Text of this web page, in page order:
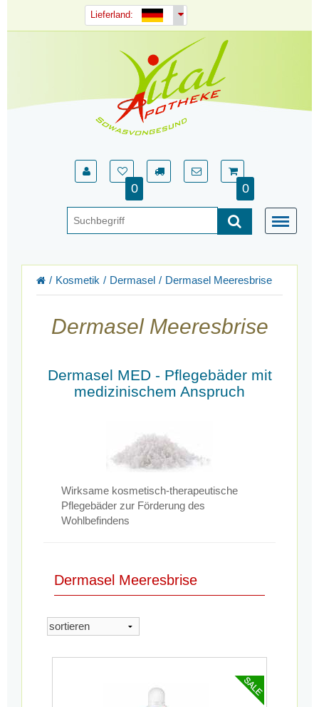
Lieferland:
0 0
Kosmetik Dermasel Dermasel Meeresbrise
Dermasel Meeresbrise
Dermasel MED - Pflegebäder mit
medizinischem Anspruch
Wirksame kosmetisch-therapeutische
Pflegebäder zur Förderung des
Wohlbefindens
Dermasel Meeresbrise